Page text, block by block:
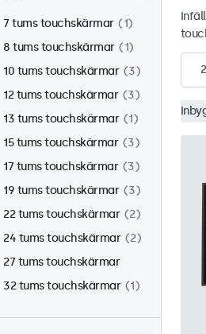
7 tums touchskärmar
1
8 tums touchskärmar
1
10 tums touchskärmar
3
12 tums touchskärmar
3
13 tums touchskärmar
1
15 tums touchskärmar
3
17 tums touchskärmar
3
19 tums touchskärmar
3
22 tums touchskärmar
2
24 tums touchskärmar
2
27 tums touchskärmar
32 tums touchskärmar
1
2